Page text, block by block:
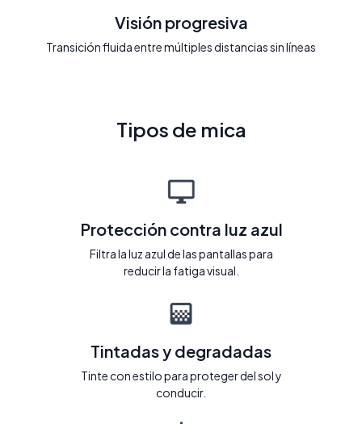
Visión progresiva
Transición fluida entre múltiples distancias sin líneas
Tipos de mica
Protección contra luz azul
Filtra la luz azul de las pantallas para
reducir la fatiga visual.
Tintadas y degradadas
Tinte con estilo para proteger del sol y
conducir.